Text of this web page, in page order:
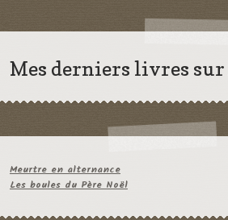
Mes derniers livres sur
Meurtre en alternance
Les boules du Père Noël